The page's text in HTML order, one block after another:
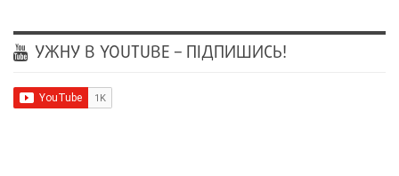
УЖНУ В YOUTUBE – ПІДПИШИСЬ!